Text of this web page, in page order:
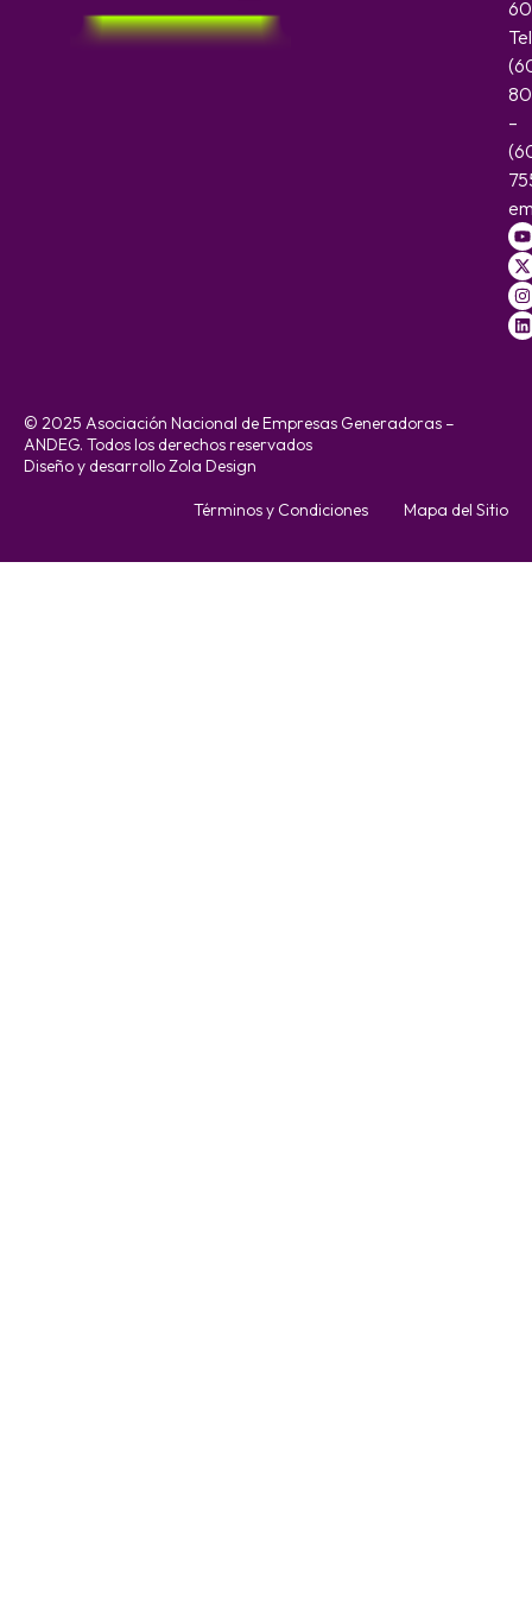
–
© 2025 Asociación Nacional de Empresas Generadoras –
ANDEG. Todos los derechos reservados
Diseño y desarrollo Zola Design
Términos y Condiciones Mapa del Sitio